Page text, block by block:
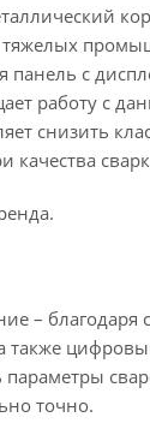
тяжелых
панель с
работу с
снизить
качества
– благодаря
также
точно.